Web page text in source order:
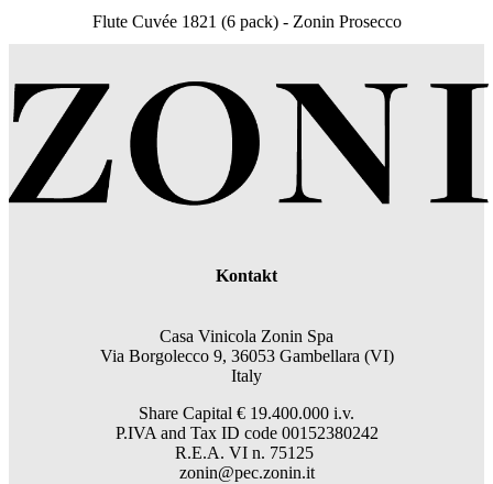
Flute Cuvée 1821 (6 pack) - Zonin Prosecco
Kontakt
Casa Vinicola Zonin Spa
Via Borgolecco 9, 36053 Gambellara (VI)
Italy
Share Capital € 19.400.000 i.v.
P.IVA and Tax ID code 00152380242
R.E.A. VI n. 75125
zonin@pec.zonin.it